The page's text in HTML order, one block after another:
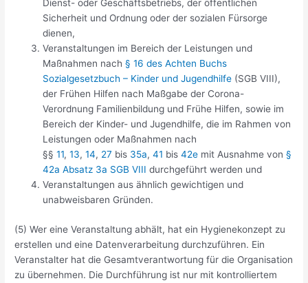
Dienst- oder Geschäftsbetriebs, der öffentlichen
Sicherheit und Ordnung oder der sozialen Fürsorge
dienen,
Veranstaltungen im Bereich der Leistungen und
Maßnahmen nach§ 16 des Achten Buchs
Sozialgesetzbuch – Kinder und Jugendhilfe (SGB VIII),
der Frühen Hilfen nach Maßgabe der Corona-
Verordnung Familienbildung und Frühe Hilfen, sowie im
Bereich der Kinder- und Jugendhilfe, die im Rahmen von
Leistungen oder Maßnahmen nach
§§11,13,14, 27 bis 35a,41 bis42e mit Ausnahme von§
42a Absatz 3a SGB VIII durchgeführt werden und
Veranstaltungen aus ähnlich gewichtigen und
unabweisbaren Gründen.
(5) Wer eine Veranstaltung abhält, hat ein Hygienekonzept zu
erstellen und eine Datenverarbeitung durchzuführen. Ein
Veranstalter hat die Gesamtverantwortung für die Organisation
zu übernehmen. Die Durchführung ist nur mit kontrolliertem